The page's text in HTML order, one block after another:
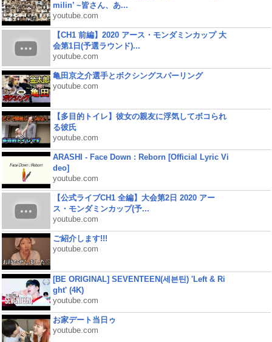
milin’ ~皆さん、あ...
youtube.com
【CH1 前編】2020 アース・モンダミンカップ 大
会第1日(予選ラウンド)...
youtube.com
亀田京之介選手とボクシングスパーリング
youtube.com
【多目的トイレ】彼女の親友に浮気してボコられ
る彼氏
youtube.com
ARASHI - Face Down : Reborn [Official Lyric Vi
deo]
youtube.com
【公式ライブCH1 全編】大会第2日 2020 アー
ス・モンダミンカップ(予...
youtube.com
ご紹介します!!!
youtube.com
[BE ORIGINAL] SEVENTEEN(세븐틴) 'Left & Ri
ght' (4K)
youtube.com
お家デート当日ゥ
youtube.com